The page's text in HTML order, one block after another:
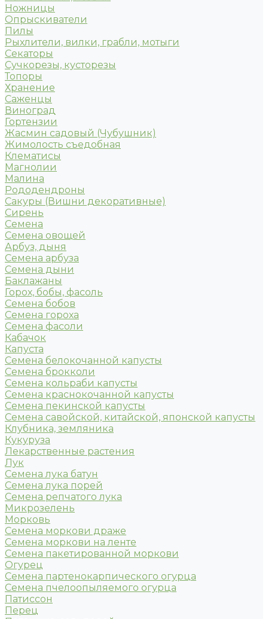
Ножницы
Опрыскиватели
Пилы
Рыхлители, вилки, грабли, мотыги
Секаторы
Сучкорезы, кусторезы
Топоры
Хранение
Саженцы
Виноград
Гортензии
Жасмин садовый (Чубушник)
Жимолость съедобная
Клематисы
Магнолии
Малина
Рододендроны
Сакуры (Вишни декоративные)
Сирень
Семена
Семена овощей
Арбуз, дыня
Семена арбуза
Семена дыни
Баклажаны
Горох, бобы, фасоль
Семена бобов
Семена гороха
Семена фасоли
Кабачок
Капуста
Семена белокочанной капусты
Семена брокколи
Семена кольраби капусты
Семена краснокочанной капусты
Семена пекинской капусты
Семена савойской, китайской, японской капусты
Клубника, земляника
Кукуруза
Лекарственные растения
Лук
Семена лука батун
Семена лука порей
Семена репчатого лука
Микрозелень
Морковь
Семена моркови драже
Семена моркови на ленте
Семена пакетированной моркови
Огурец
Семена партенокарпического огурца
Семена пчелоопыляемого огурца
Патиссон
Перец